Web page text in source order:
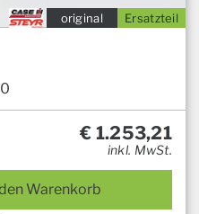
Ersatzteil
original
€ 1.253,21
inkl. MwSt.
den Warenkorb